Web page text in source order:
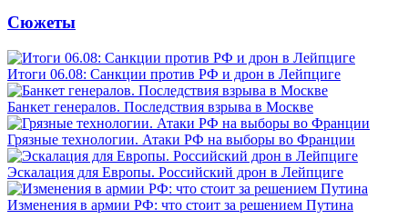
Сюжеты
Итоги 06.08: Санкции против РФ и дрон в Лейпциге
Банкет генералов. Последствия взрыва в Москве
Грязные технологии. Атаки РФ на выборы во Франции
Эскалация для Европы. Российский дрон в Лейпциге
Изменения в армии РФ: что стоит за решением Путина